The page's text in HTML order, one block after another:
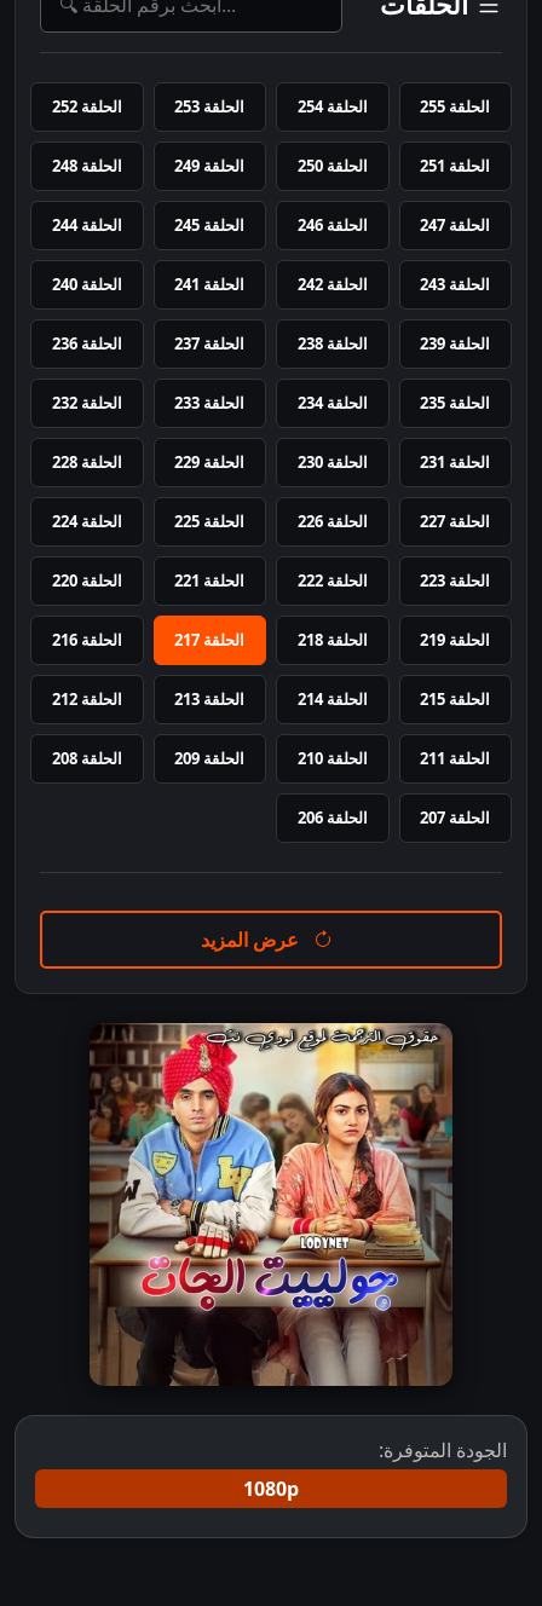
الحلقة 255 الحلقة 254 الحلقة 253 الحلقة 252
الحلقة 251 الحلقة 250 الحلقة 249 الحلقة 248
الحلقة 247 الحلقة 246 الحلقة 245 الحلقة 244
الحلقة 243 الحلقة 242 الحلقة 241 الحلقة 240
الحلقة 239 الحلقة 238 الحلقة 237 الحلقة 236
الحلقة 235 الحلقة 234 الحلقة 233 الحلقة 232
الحلقة 231 الحلقة 230 الحلقة 229 الحلقة 228
الحلقة 227 الحلقة 226 الحلقة 225 الحلقة 224
الحلقة 223 الحلقة 222 الحلقة 221 الحلقة 220
الحلقة 219 الحلقة 218 الحلقة 217 الحلقة 216
الحلقة 215 الحلقة 214 الحلقة 213 الحلقة 212
الحلقة 211 الحلقة 210 الحلقة 209 الحلقة 208
الحلقة 207 الحلقة 206
عرض المزيد
الجودة المتوفرة:
1080p